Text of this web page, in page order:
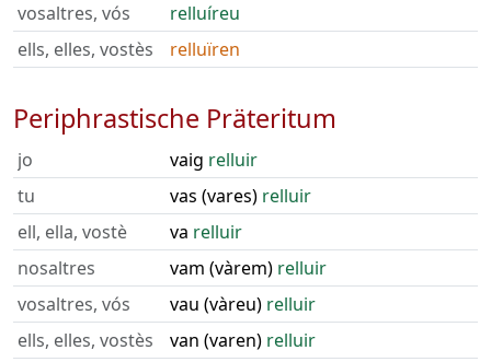
vosaltres, vós
relluíreu
ells, elles, vostès
relluïren
Periphrastische Präteritum
jo vaig relluir
tu
vas (vares) relluir
ell, ella, vostè
va relluir
nosaltres
vam (vàrem) relluir
vosaltres, vós
vau (vàreu) relluir
ells, elles, vostès
van (varen) relluir